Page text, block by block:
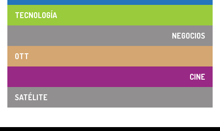
TECNOLOGÍA
NEGOCIOS
OTT
CINE
SATÉLITE